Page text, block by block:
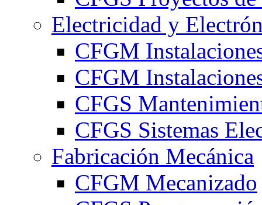
Electricidad y
CFGM
CFGM
CFGS
CFGS Sistemas
Fabricación Mecánica
CFGM Mecanizado